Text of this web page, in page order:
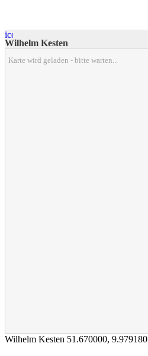
Wilhelm Kesten
Karte wird geladen - bitte warten...
Wilhelm Kesten 51.670000, 9.979180